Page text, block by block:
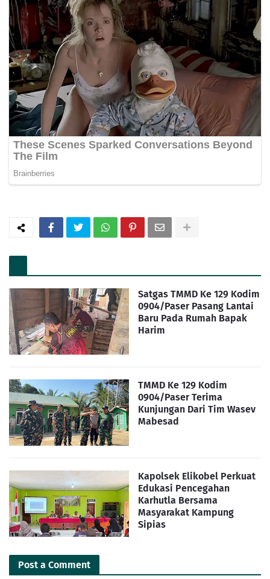
Satgas TMMD Ke 129 Kodim
0904/Paser Pasang Lantai
Baru Pada Rumah Bapak
Harim
TMMD Ke 129 Kodim
0904/Paser Terima
Kunjungan Dari Tim Wasev
Mabesad
Kapolsek Elikobel Perkuat
Edukasi Pencegahan
Karhutla Bersama
Masyarakat Kampung
Sipias
Post a Comment